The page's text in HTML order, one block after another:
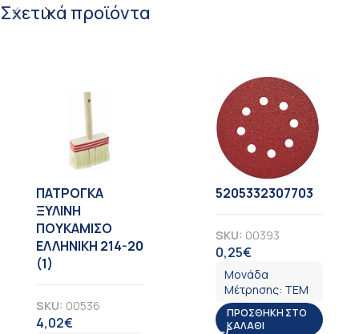
Σχετικά προϊόντα
ΠΑΤΡΟΓΚΑ
ΞΥΛΙΝΗ
ΠΟΥΚΑΜΙΣΟ
ΕΛΛΗΝΙΚΗ 214-20
(1)
SKU: 00536
4,02€
5205332307703
SKU: 00393
0,25€
Μονάδα
Μέτρησης: ΤΕΜ
ΠΡΟΣΘΉΚΗ ΣΤΟ
ΚΑΛΆΘΙ